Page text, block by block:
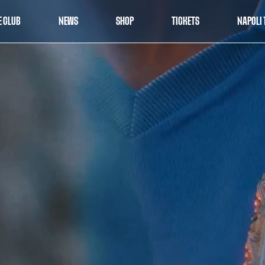
CLUB NEWS SHOP TICKETS NAPOLI